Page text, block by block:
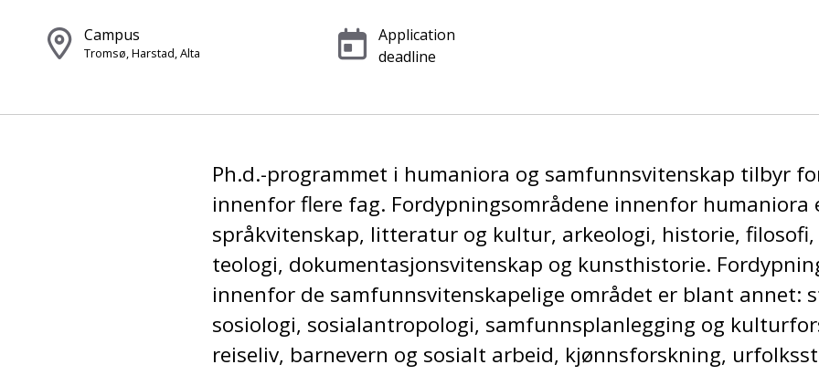
Campus
Tromsø, Harstad, Alta
Application
deadline
Ph.d.-programmet i humaniora og samfunnsvitenskap tilbyr
innenfor flere fag. Fordypningsområdene innenfor
språkvitenskap, litteratur og kultur, arkeologi, historie,
teologi, dokumentasjonsvitenskap og kunsthistorie.
innenfor de samfunnsvitenskapelige området er blant annet:
sosiologi, sosialantropologi, samfunnsplanlegging og
reiseliv, barnevern og sosialt arbeid, kjønnsforskning,